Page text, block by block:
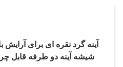
آینه گرد نقره ای برای آرایش
شیشه آینه دو طرفه قابل